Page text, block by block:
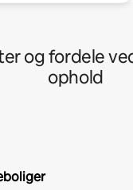
og fordele
ophold